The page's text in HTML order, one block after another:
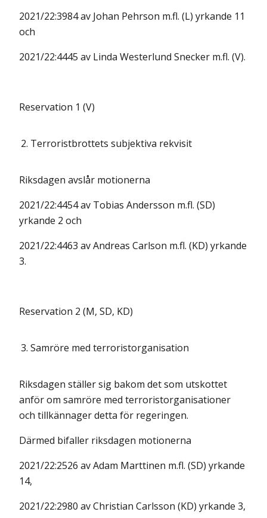
2021/22:3984 av Johan Pehrson m.fl. (L) yrkande 11
och
2021/22:4445 av Linda Westerlund Snecker m.fl. (V).
Reservation 1 (V)
2. Terroristbrottets subjektiva rekvisit
Riksdagen avslår motionerna
2021/22:4454 av Tobias Andersson m.fl. (SD)
yrkande 2 och
2021/22:4463 av Andreas Carlson m.fl. (KD) yrkande
3.
Reservation 2 (M, SD, KD)
3. Samröre med terroristorganisation
Riksdagen ställer sig bakom det som utskottet
anför om samröre med terroristorganisationer
och tillkännager detta för regeringen.
Därmed bifaller riksdagen motionerna
2021/22:2526 av Adam Marttinen m.fl. (SD) yrkande
14,
2021/22:2980 av Christian Carlsson (KD) yrkande 3,